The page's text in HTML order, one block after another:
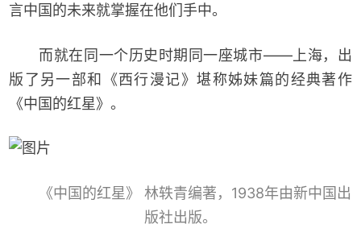
言中国的未来就掌握在他们手中。
而就在同一个历史时期同一座城市——上海，出
版了另一部和《西行漫记》堪称姊妹篇的经典著作
《中国的红星》。
《中国的红星》 林轶青编著，1938年由新中国出
版社出版。